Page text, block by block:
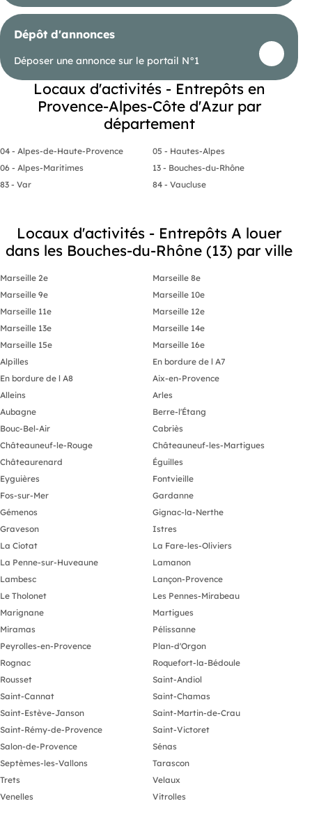
Dépôt d'annonces
Déposer une annonce sur le portail N°1
Locaux d'activités - Entrepôts en
Provence-Alpes-Côte d'Azur par
département
04 - Alpes-de-Haute-Provence
05 - Hautes-Alpes
06 - Alpes-Maritimes
13 - Bouches-du-Rhône
83 - Var
84 - Vaucluse
Locaux d'activités - Entrepôts A louer
dans les Bouches-du-Rhône (13) par ville
Marseille 2e
Marseille 8e
Marseille 9e
Marseille 10e
Marseille 11e
Marseille 12e
Marseille 13e
Marseille 14e
Marseille 15e
Marseille 16e
Alpilles
En bordure de l A7
En bordure de l A8
Aix-en-Provence
Alleins
Arles
Aubagne
Berre-l'Étang
Bouc-Bel-Air
Cabriès
Châteauneuf-le-Rouge
Châteauneuf-les-Martigues
Châteaurenard
Éguilles
Eyguières
Fontvieille
Fos-sur-Mer
Gardanne
Gémenos
Gignac-la-Nerthe
Graveson
Istres
La Ciotat
La Fare-les-Oliviers
La Penne-sur-Huveaune
Lamanon
Lambesc
Lançon-Provence
Le Tholonet
Les Pennes-Mirabeau
Marignane
Martigues
Miramas
Pélissanne
Peyrolles-en-Provence
Plan-d'Orgon
Rognac
Roquefort-la-Bédoule
Rousset
Saint-Andiol
Saint-Cannat
Saint-Chamas
Saint-Estève-Janson
Saint-Martin-de-Crau
Saint-Rémy-de-Provence
Saint-Victoret
Salon-de-Provence
Sénas
Septèmes-les-Vallons
Tarascon
Trets
Velaux
Venelles
Vitrolles